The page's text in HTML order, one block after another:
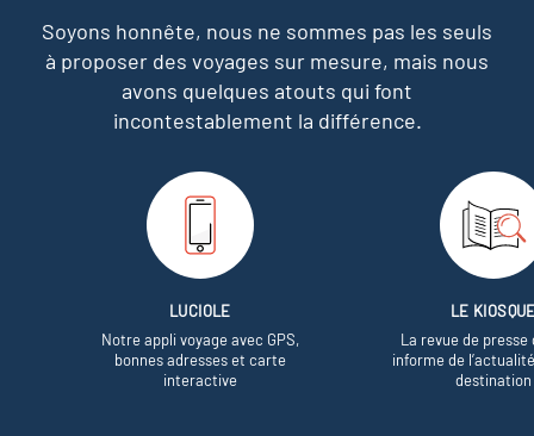
Soyons honnête, nous ne sommes pas les seuls
à proposer des voyages sur mesure, mais nous
avons quelques atouts qui font
incontestablement la différence.
LUCIOLE
Notre appli voyage avec GPS,
bonnes adresses et carte
interactive
LE
La revue de presse
informe de
destination